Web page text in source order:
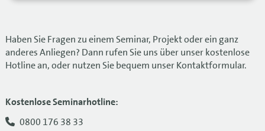
Haben Sie Fragen zu einem Seminar, Projekt oder ein ganz
anderes Anliegen? Dann rufen Sie uns über unser kostenlose
Hotline an, oder nutzen Sie bequem unser Kontaktformular.
Kostenlose Seminarhotline:
0800 176 38 33